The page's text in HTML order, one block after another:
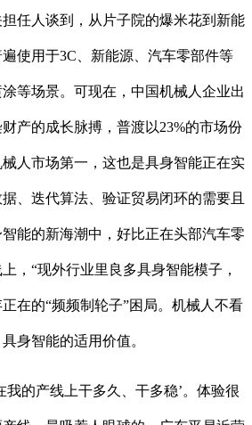
任人谈到，从片子院的爆米花到新能
使用于3C、新能源、汽车零部件等
等场景。可现在，中国机械人企业出
产的成长脉搏，普渡以23%的市场份
人市场第一，这也是具身智能正在实
、迭代算法、验证贸易闭环的需要且
能的新海潮中，好比正在头部汽车零
，“现外行业里良多具身智能模子，
在的“频频制轮子”困局。机械人不看
身智能的适用价值。
的产线上干多久、干多稳’。体验很